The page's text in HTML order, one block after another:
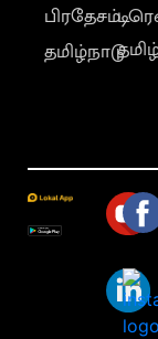
பிரதேசம்
தமிழ்நாடு